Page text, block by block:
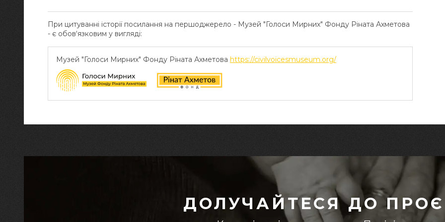
При цитуванні історії посилання на першоджерело - Музей "Голоси Мирних" Фонду Ріната Ахметова
- є обов‘язковим у вигляді:
Музей "Голоси Мирних" Фонду Ріната Ахметова https://civilvoicesmuseum.org/
ДОЛУЧАЙТЕСЯ ДО